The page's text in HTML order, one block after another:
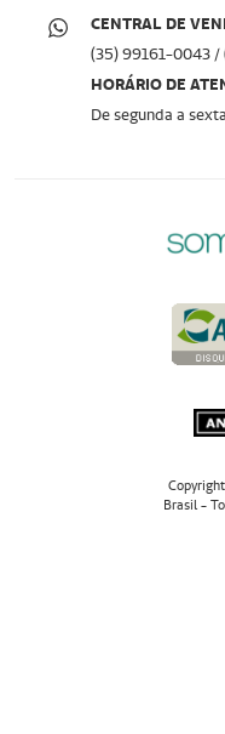
CENTRAL DE
(35) 99161-0043
HORÁRIO DE
De segunda a
Brasil -